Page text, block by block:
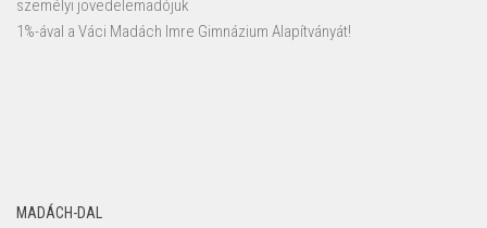
személyi jövedelemadójuk
1%-ával a Váci Madách Imre Gimnázium Alapítványát!
MADÁCH-DAL